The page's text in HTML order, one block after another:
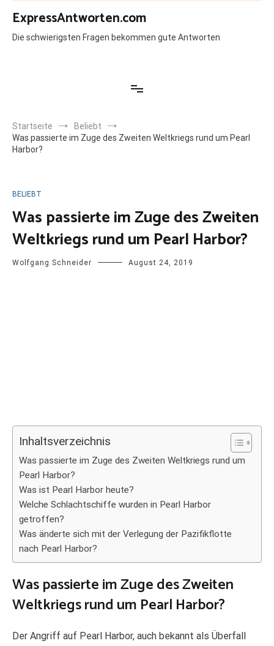
Zum
Inhalt
springen
ExpressAntworten.com
Die schwierigsten Fragen bekommen gute Antworten
Startseite
Beliebt
Was passierte im Zuge des Zweiten Weltkriegs rund um Pearl
Harbor?
BELIEBT
Was passierte im Zuge des Zweiten
Weltkriegs rund um Pearl Harbor?
Wolfgang Schneider August 24, 2019
Inhaltsverzeichnis
Was passierte im Zuge des Zweiten Weltkriegs rund um
Pearl Harbor?
Was ist Pearl Harbor heute?
Welche Schlachtschiffe wurden in Pearl Harbor
getroffen?
Was änderte sich mit der Verlegung der Pazifikflotte
nach Pearl Harbor?
Was passierte im Zuge des Zweiten
Weltkriegs rund um Pearl Harbor?
Der Angriff auf Pearl Harbor, auch bekannt als Überfall